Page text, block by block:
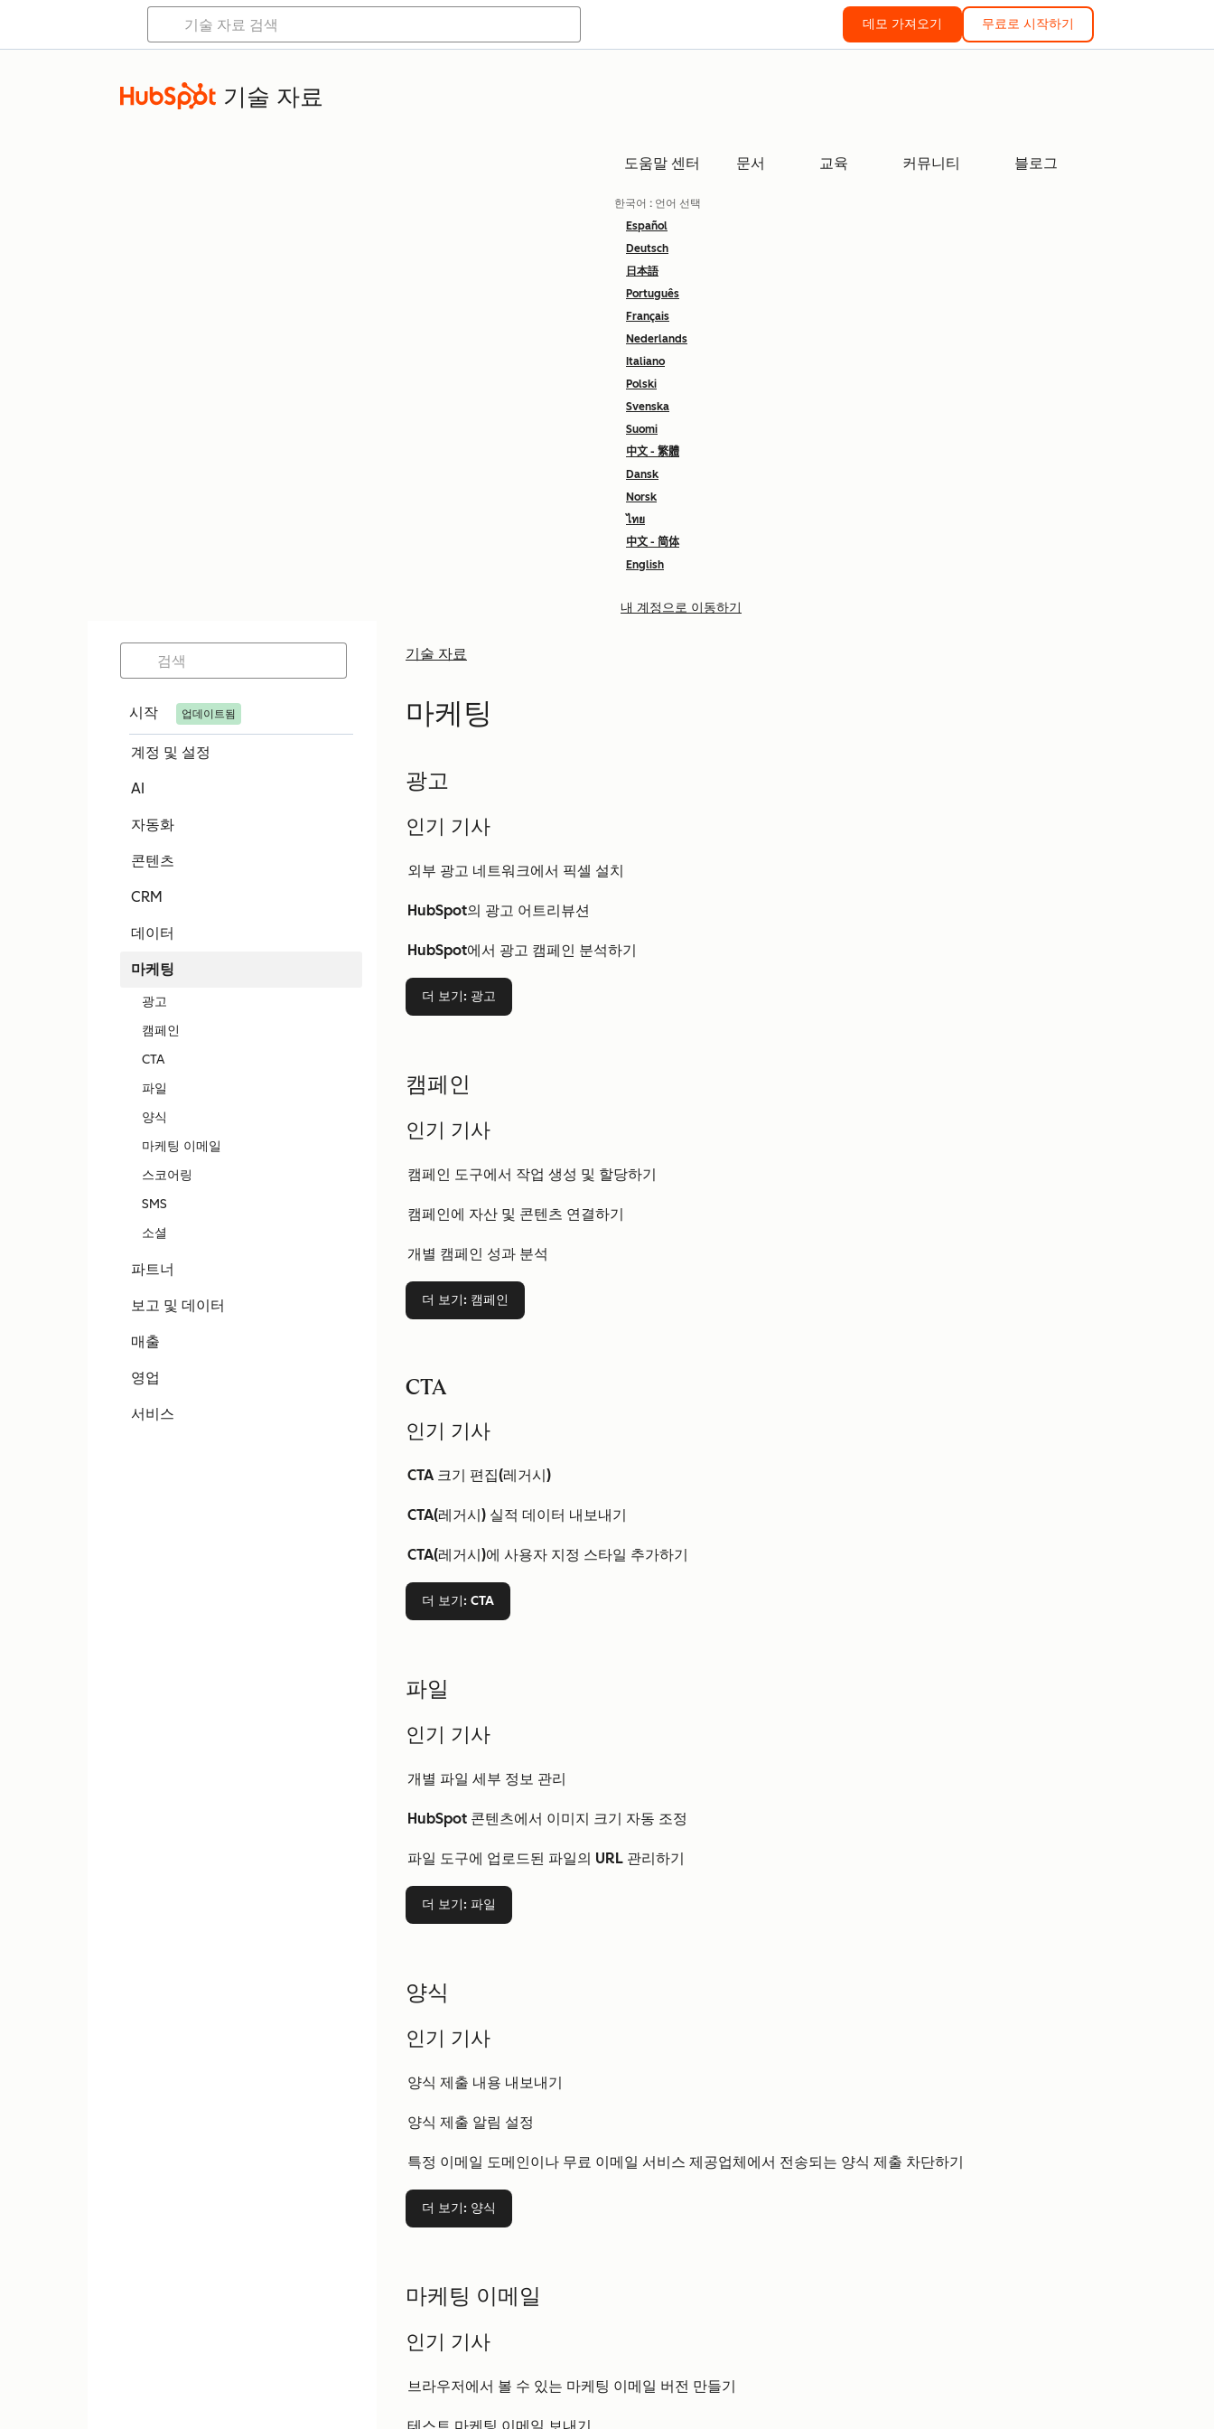
데모 가져오기 무료로 시작하기
기술 자료
도움말 센터 문서 교육 커뮤니티 블로그
한국어 : 언어 선택
Español
Deutsch
日本語
Português
Français
Nederlands
Italiano
Polski
Svenska
Suomi
中文 - 繁體
Dansk
Norsk
ไทย
中文 - 简体
English
내 계정으로 이동하기
시작 업데이트됨
계정 및 설정
AI
자동화
콘텐츠
CRM
데이터
마케팅
광고
캠페인
CTA
파일
양식
마케팅 이메일
스코어링
SMS
소셜
파트너
보고 및 데이터
매출
영업
서비스
기술 자료
마케팅
광고
인기 기사
외부 광고 네트워크에서 픽셀 설치
HubSpot의 광고 어트리뷰션
HubSpot에서 광고 캠페인 분석하기
더 보기: 광고
캠페인
인기 기사
캠페인 도구에서 작업 생성 및 할당하기
캠페인에 자산 및 콘텐츠 연결하기
개별 캠페인 성과 분석
더 보기: 캠페인
CTA
인기 기사
CTA 크기 편집(레거시)
CTA(레거시) 실적 데이터 내보내기
CTA(레거시)에 사용자 지정 스타일 추가하기
더 보기: CTA
파일
인기 기사
개별 파일 세부 정보 관리
HubSpot 콘텐츠에서 이미지 크기 자동 조정
파일 도구에 업로드된 파일의 URL 관리하기
더 보기: 파일
양식
인기 기사
양식 제출 내용 내보내기
양식 제출 알림 설정
특정 이메일 도메인이나 무료 이메일 서비스 제공업체에서 전송되는 양식 제출 차단하기
더 보기: 양식
마케팅 이메일
인기 기사
브라우저에서 볼 수 있는 마케팅 이메일 버전 만들기